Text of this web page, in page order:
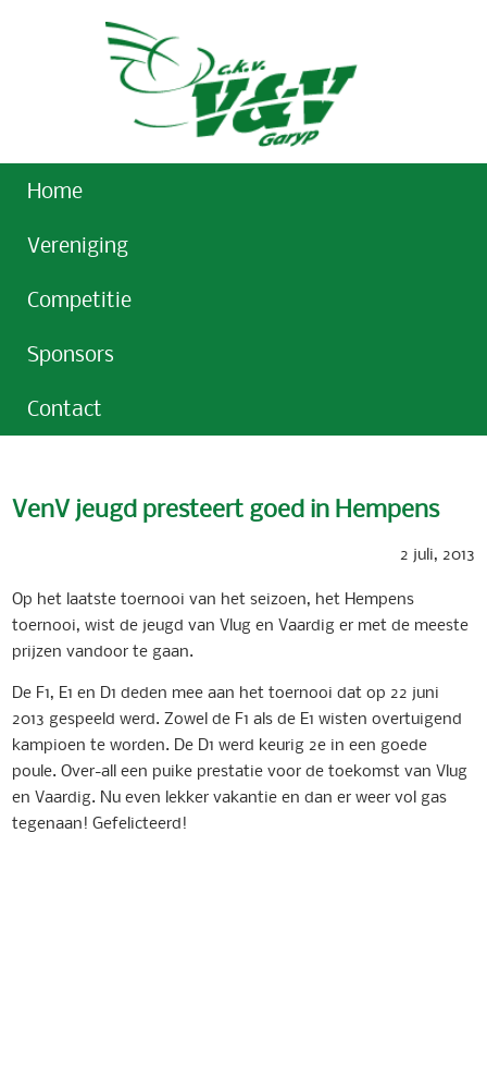
Home
Vereniging
Competitie
Sponsors
Contact
VenV jeugd presteert goed in Hempens
2 juli, 2013
Op het laatste toernooi van het seizoen, het Hempens
toernooi, wist de jeugd van Vlug en Vaardig er met de meeste
prijzen vandoor te gaan.
De F1, E1 en D1 deden mee aan het toernooi dat op 22 juni
2013 gespeeld werd. Zowel de F1 als de E1 wisten overtuigend
kampioen te worden. De D1 werd keurig 2e in een goede
poule. Over-all een puike prestatie voor de toekomst van Vlug
en Vaardig. Nu even lekker vakantie en dan er weer vol gas
tegenaan! Gefelicteerd!